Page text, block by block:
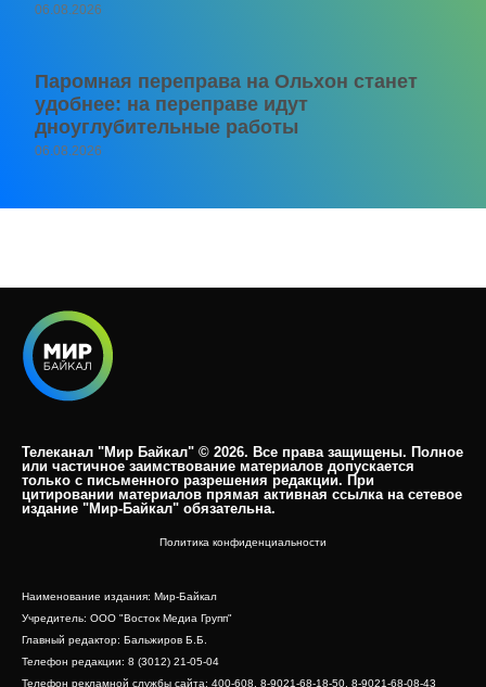
06.08.2026
Паромная переправа на Ольхон станет
удобнее: на переправе идут
дноуглубительные работы
06.08.2026
Телеканал "Мир Байкал" © 2026. Все права защищены. Полное
или частичное заимствование материалов допускается
только с письменного разрешения редакции. При
цитировании материалов прямая активная ссылка на сетевое
издание "Мир-Байкал" обязательна.​
Политика конфиденциальности
Наименование издания: Мир-Байкал
Учредитель: ООО "Восток Медиа Групп"
Главный редактор: Бальжиров Б.Б.
Телефон редакции: 8 (3012) 21-05-04
Телефон рекламной службы сайта: 400-608, 8-9021-68-18-50, 8-9021-68-08-43